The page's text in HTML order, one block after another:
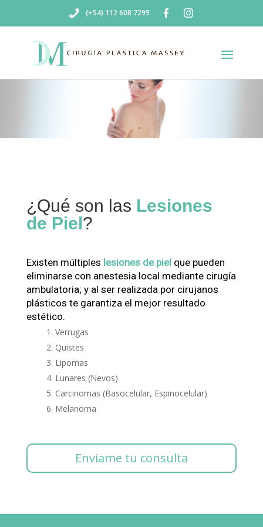
(+54) 112 608 7299
¿Qué son las Lesiones
de Piel?
Existen múltiples lesiones de pielque pueden
eliminarse con anestesia local mediante cirugía
ambulatoria; y al ser realizada por cirujanos
plásticos te garantiza el mejor resultado
estético.
Verrugas
Quistes
Lipomas
Lunares (Nevos)
Carcinomas (Basocelular, Espinocelular)
Melanoma
Enviame tu consulta